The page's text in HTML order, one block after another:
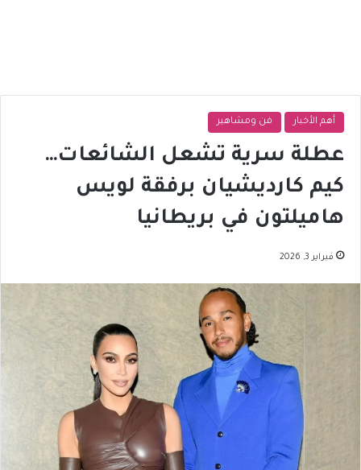
أهم الأخبار فن ومشاهير
عطلة سرية تشعل الشائعات…
كيم كارديشيان برفقة لويس
هاميلتون في بريطانيا
فبراير 3, 2026